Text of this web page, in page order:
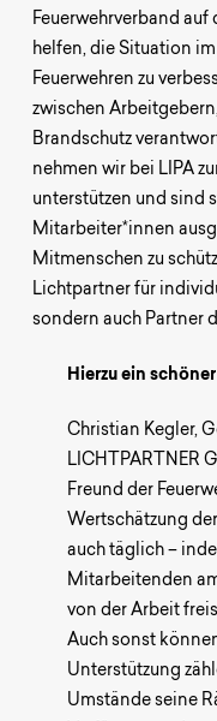
Feuerwehrverband
helfen, die Situation
Feuerwehren zu
zwischen
Brandschutz
nehmen wir bei LIPA
unterstützen und sind
Mitarbeiter*innen
Mitmenschen zu
Lichtpartner für
sondern auch Partner
Hierzu ein
Christian Kegler,
LICHTPARTNER
Freund der
Wertschätzung
auch täglich –
Mitarbeitenden
von der Arbeit
Auch sonst
Unterstützung
Umstände seine
Wir sind Ihr